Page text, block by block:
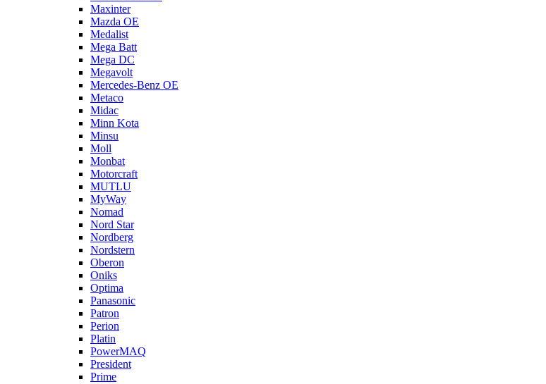
Maxinter
Mazda OE
Medalist
Mega Batt
Mega DC
Megavolt
Mercedes-Benz OE
Metaco
Midac
Minn Kota
Minsu
Moll
Monbat
Motorcraft
MUTLU
MyWay
Nomad
Nord Star
Nordberg
Nordstern
Oberon
Oniks
Optima
Panasonic
Patron
Perion
Platin
PowerMAQ
President
Prime